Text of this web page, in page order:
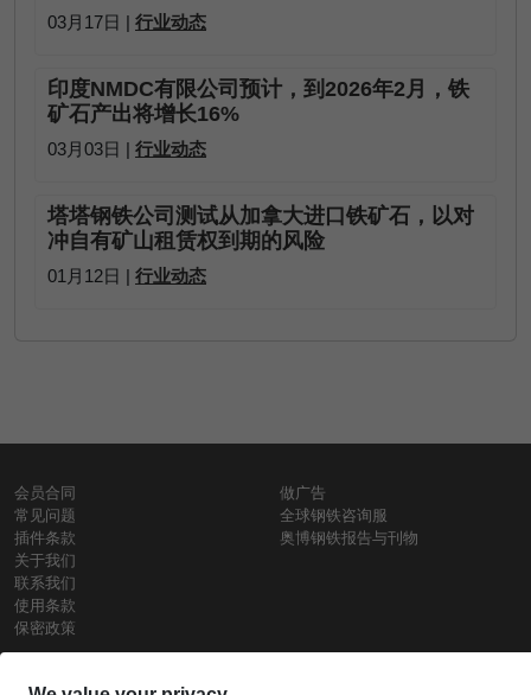
03月17日 | 行业动态
印度NMDC有限公司预计，到2026年2月，铁
矿石产出将增长16%
03月03日 | 行业动态
塔塔钢铁公司测试从加拿大进口铁矿石，以对
冲自有矿山租赁权到期的风险
01月12日 | 行业动态
会员合同
常见问题
插件条款
关于我们
联系我们
使用条款
保密政策
做广告
全球钢铁咨询服
奥博钢铁报告与刊物
钢材价格